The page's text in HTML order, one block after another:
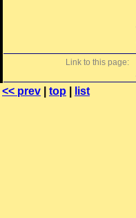
Link to this page:
<< prev top list